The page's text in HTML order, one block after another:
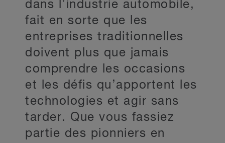
dans l’industrie automobile,
fait en sorte que les
entreprises traditionnelles
doivent plus que jamais
comprendre les occasions
et les défis qu’apportent les
technologies et agir sans
tarder. Que vous fassiez
partie des pionniers en